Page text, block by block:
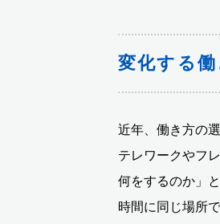
変化する
近年、働き方の
テレワークやフ
何をするのか」
時間に同じ場所